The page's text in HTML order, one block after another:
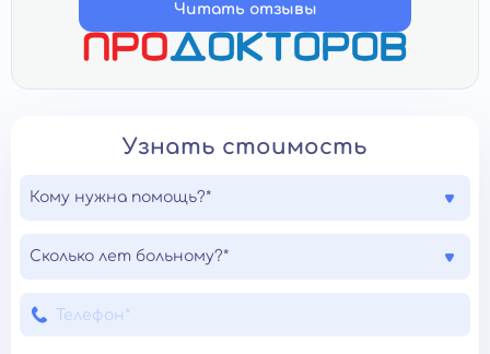
Читать отзывы
Узнать стоимость
Кому нужна помощь?*
Сколько лет больному?*